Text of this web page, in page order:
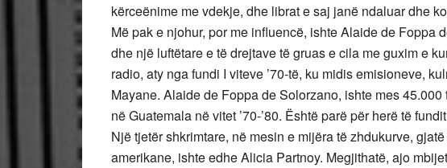
kërceënime me vdekje, dhe librat e saj janë ndaluar dhe
Më pak e njohur, por me influencë, ishte Alaide de Foppa
dhe një luftëtare e të drejtave të gruas e cila me guxim e
radio, aty nga fundi I viteve ’70-të, ku midis emisioneve,
Mayane. Alaide de Foppa de Solorzano, ishte mes
në Guatemala në vitet ’70-’80. Është parë për herë të
Një tjetër shkrimtare, në mesin e mijëra të zhdukurve,
amerikane, ishte edhe Alicia Partnoy. Megjithatë, ajo